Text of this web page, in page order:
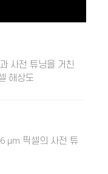
사전 튜닝을 거친
해상도
µm 픽셀의 사전 튜